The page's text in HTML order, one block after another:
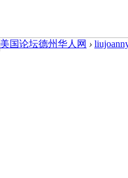
美国论坛德州华人网 ›